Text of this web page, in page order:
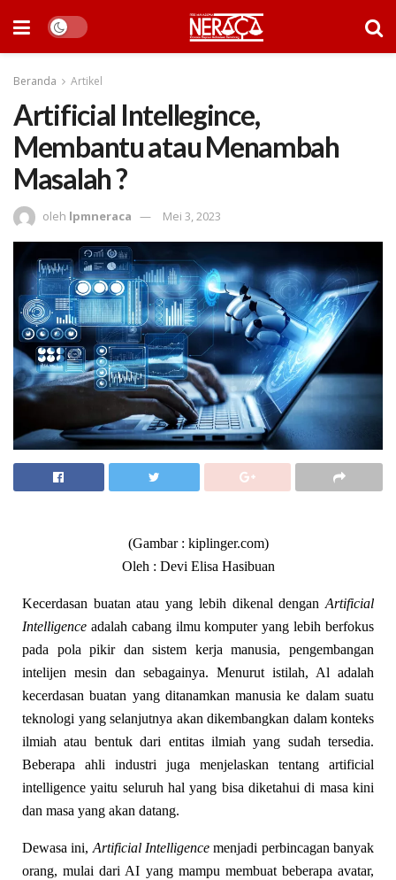
Beranda Artikel
Artificial Intellegince,
Membantu atau Menambah
Masalah ?
oleh lpmneraca Mei 3, 2023
(Gambar : kiplinger.com)
Oleh : Devi Elisa Hasibuan
Kecerdasan buatan atau yang lebih dikenal denganArtificial
Intelligence adalah cabang ilmu komputer yang lebih berfokus
pada pola pikir dan sistem kerja manusia, pengembangan
intelijen mesin dan sebagainya. Menurut istilah, Al adalah
kecerdasan buatan yang ditanamkan manusia ke dalam suatu
teknologi yang selanjutnya akan dikembangkan dalam konteks
ilmiah atau bentuk dari entitas ilmiah yang sudah tersedia.
Beberapa ahli industri juga menjelaskan tentang artificial
intelligence yaitu seluruh hal yang bisa diketahui di masa kini
dan masa yang akan datang.
Dewasa ini,Artificial Intelligence menjadi perbincagan banyak
orang, mulai dari AI yang mampu membuat beberapa avatar,